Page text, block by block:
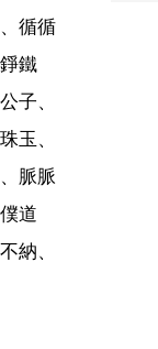
循循
鐵
子、
玉、
脈脈
道
納、